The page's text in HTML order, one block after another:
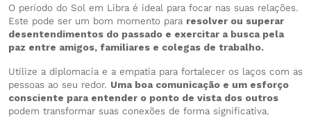
O período do Sol em Libra é ideal para focar nas suas relações.
Este pode ser um bom momento para resolver ou superar
desentendimentos do passado e exercitar a busca pela
paz entre amigos, familiares e colegas de trabalho.
Utilize a diplomacia e a empatia para fortalecer os laços com as
pessoas ao seu redor. Uma boa comunicação e um esforço
consciente para entender o ponto de vista dos outros
podem transformar suas conexões de forma significativa.